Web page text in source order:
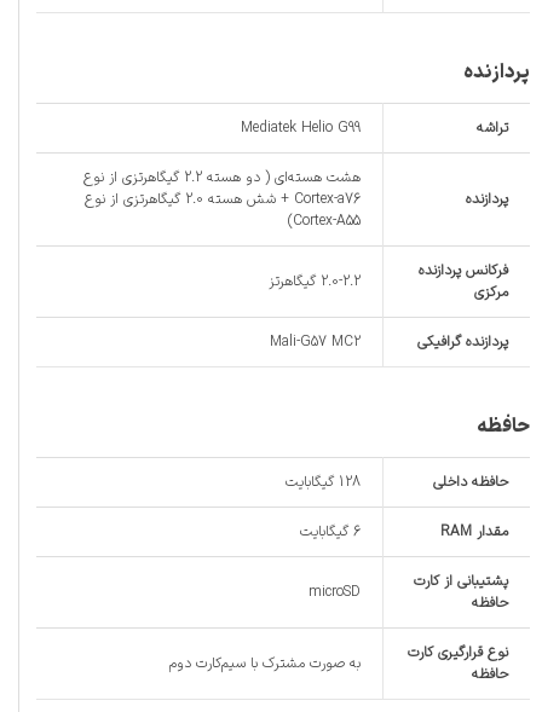
پردازنده
تراشه Mediatek Helio G99
پردازنده‌
هشت هسته‌ای ( دو هسته 2.2 گیگاهرتزی از نوع
Cortex-a76 + شش هسته 2.0 گیگاهرتزی از نوع
Cortex-A55)
فرکانس پردازنده‌
مرکزی
2.0-2.2 گیگاهرتز
پردازنده‌ گرافیکی Mali-G57 MC2
حافظه
حافظه داخلی 128 گیگابایت
مقدار RAM 6 گیگابایت
پشتیبانی از کارت
حافظه
microSD
نوع قرارگیری کارت
حافظه
به صورت مشترک با سیم‌کارت دوم